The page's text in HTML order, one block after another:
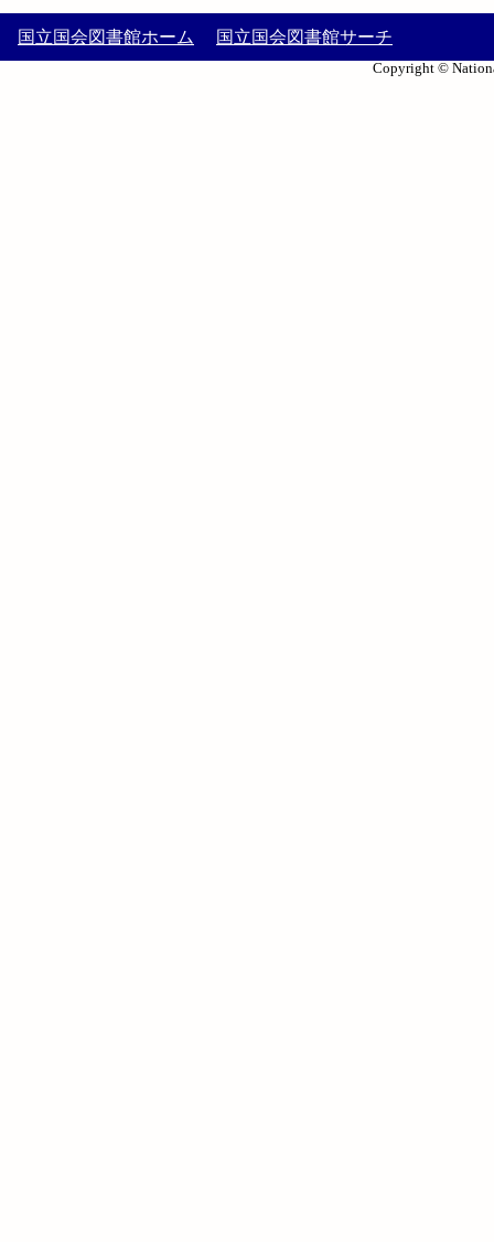
国立国会図書館ホーム 国立国会図書館サーチ
Copyright ©